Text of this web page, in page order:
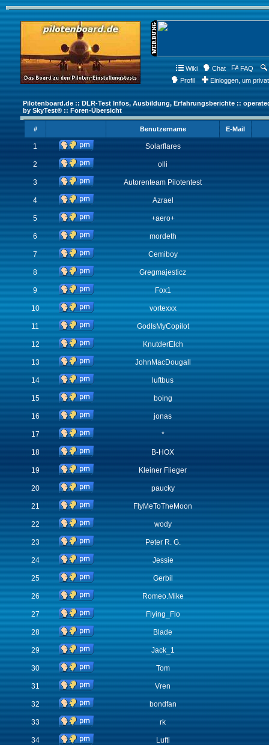
Wiki Chat FAQ
Profil
Einloggen, um
Pilotenboard.de :: DLR-Test Infos, Ausbildung, Erfahrungsberichte ::
by SkyTest® :: Foren-Übersicht
# Benutzername E-Mail
1 Solarflares
2 olli
3 Autorenteam Pilotentest
4 Azrael
5 +aero+
6 mordeth
7 Cemiboy
8 Gregmajesticz
9 Fox1
10 vortexxx
11 GodIsMyCopilot
12 KnutderElch
13 JohnMacDougall
14 luftbus
15 boing
16 jonas
17 *
18 B-HOX
19 Kleiner Flieger
20 paucky
21 FlyMeToTheMoon
22 wody
23 Peter R. G.
24 Jessie
25 Gerbil
26 Romeo.Mike
27 Flying_Flo
28 Blade
29 Jack_1
30 Tom
31 Vren
32 bondfan
33 rk
34 Lufti